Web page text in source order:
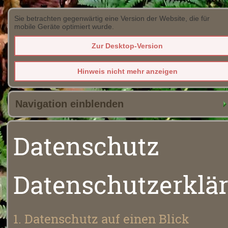
Sie betrachten gegenwärtig eine Version der Website, die für
mobile Geräte optimiert wurde.
Zur Desktop-Version
Hinweis nicht mehr anzeigen
Navigation einblenden
Datenschutz
1. Datenschutz auf einen Blick